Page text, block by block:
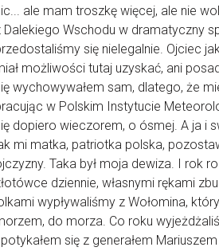
ale mam troszkę więcej, ale nie
Dalekiego Wschodu w dramatyczny
się nielegalnie. Ojciec
możliwości tutaj uzyskać, ani
wychowywałem sam, dlatego, że
w Polskim Instytucie
dopiero wieczorem, o ósmej. A ja i
mi matka, patriotka polska,
Taka był moja dewiza. I rok
dziennie, własnymi rękami
wypływaliśmy z Wołomina,
do morza. Co roku
się z generałem